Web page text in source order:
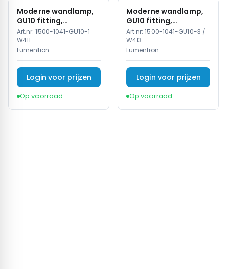
Moderne wandlamp,
GU10 fitting,
Aluminium, IP65, Wit
Art.nr: 1500-1041-GU10-1
W411
Lumention
Login voor prijzen
Op voorraad
Moderne wandlamp,
GU10 fitting,
Aluminium, IP65, Zwart
Art.nr: 1500-1041-GU10-3 /
W413
Lumention
Login voor prijzen
Op voorraad